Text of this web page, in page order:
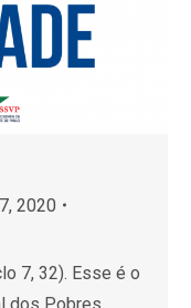
2020
7, 32). Esse é o
dos Pobres,